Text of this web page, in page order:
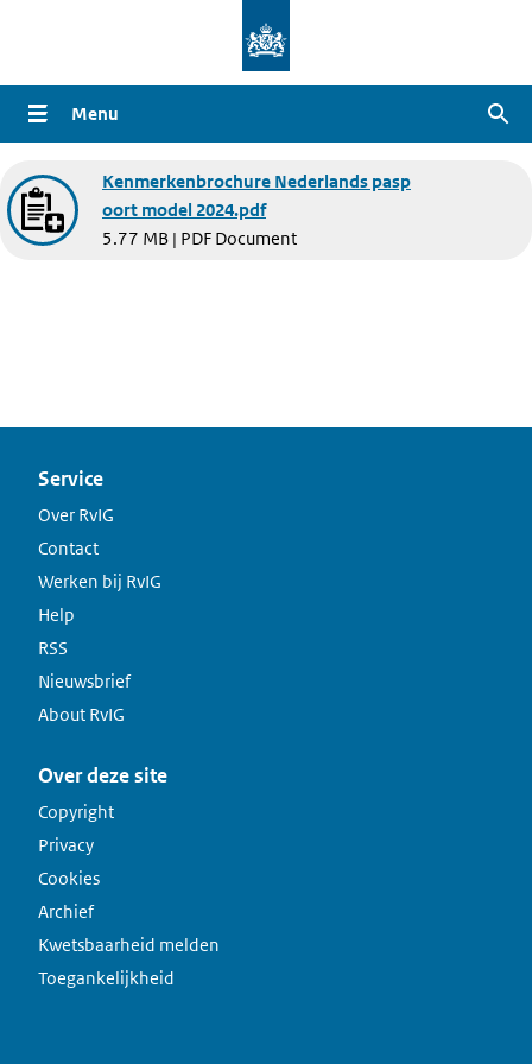
naar
de
gaan
Menu
Document
Kenmerkenbrochure Nederlands pasp
oort model 2024.pdf
5.77 MB | PDF Document
Service
Over RvIG
Contact
Werken bij RvIG
Help
RSS
Nieuwsbrief
About RvIG
Over deze site
Copyright
Privacy
Cookies
Archief
Kwetsbaarheid melden
Toegankelijkheid